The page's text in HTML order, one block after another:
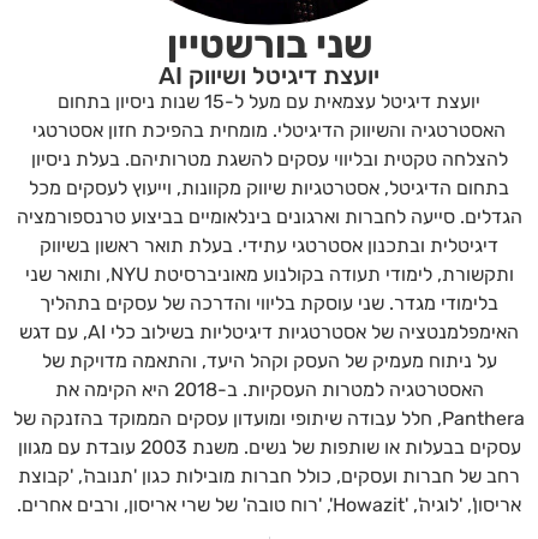
שני בורשטיין
יועצת דיגיטל ושיווק AI
יועצת דיגיטל עצמאית עם מעל ל-15 שנות ניסיון בתחום
האסטרטגיה והשיווק הדיגיטלי. מומחית בהפיכת חזון אסטרטגי
להצלחה טקטית ובליווי עסקים להשגת מטרותיהם. בעלת ניסיון
בתחום הדיגיטל, אסטרטגיות שיווק מקוונות, וייעוץ לעסקים מכל
הגדלים. סייעה לחברות וארגונים בינלאומיים בביצוע טרנספורמציה
דיגיטלית ובתכנון אסטרטגי עתידי. בעלת תואר ראשון בשיווק
ותקשורת, לימודי תעודה בקולנוע מאוניברסיטת NYU, ותואר שני
בלימודי מגדר. שני עוסקת בליווי והדרכה של עסקים בתהליך
האימפלמנטציה של אסטרטגיות דיגיטליות בשילוב כלי AI, עם דגש
על ניתוח מעמיק של העסק וקהל היעד, והתאמה מדויקת של
האסטרטגיה למטרות העסקיות. ב-2018 היא הקימה את
Panthera, חלל עבודה שיתופי ומועדון עסקים הממוקד בהזנקה של
עסקים בבעלות או שותפות של נשים. משנת 2003 עובדת עם מגוון
רחב של חברות ועסקים, כולל חברות מובילות כגון 'תנובה', 'קבוצת
אריסון', 'לוגיה', 'Howazit', 'רוח טובה' של שרי אריסון, ורבים אחרים.